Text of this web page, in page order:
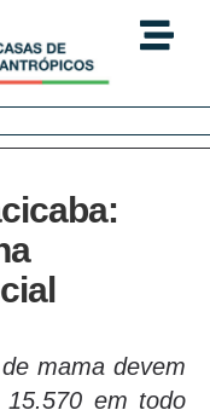
mama devem
em todo